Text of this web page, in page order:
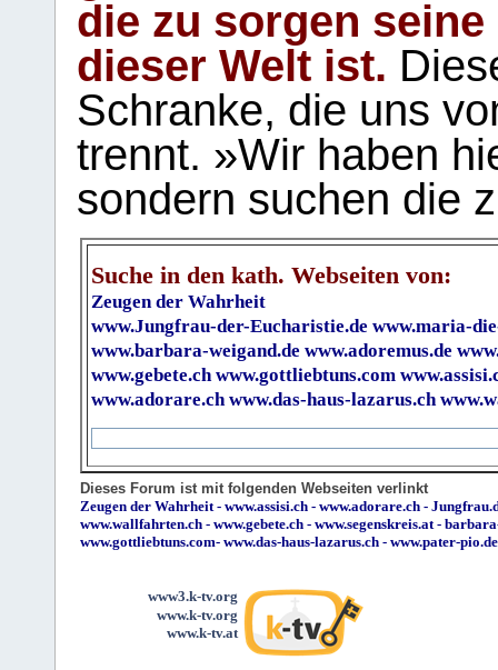
die zu sorgen
dieser Welt ist.
Schranke, die uns
trennt. »Wir haben
sondern suchen die
Suche in den kath. Webseiten von:
Zeugen der Wahrheit
www.Jungfrau-der-Eucharistie.de www.maria-
www.barbara-weigand.de www.adoremus.de
www.gebete.ch www.gottliebtuns.com
www.adorare.ch www.das-haus-lazarus.ch
Dieses Forum ist mit folgenden Webseiten verlinkt
Zeugen der Wahrheit- www.assisi.ch - www.adorare.ch -
www.wallfahrten.ch - www.gebete.ch - www.segenskreis.at-
www.gottliebtuns.com- www.das-haus-lazarus.ch - www.pater-pio.de
www3.k-tv.org
www.k-tv.org
www.k-tv.at